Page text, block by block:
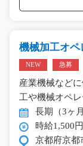
機械加工オペ
NEW 急募
産業機械など
工や機械オペ
長期（3ヶ
時給1,500円
京都府京都